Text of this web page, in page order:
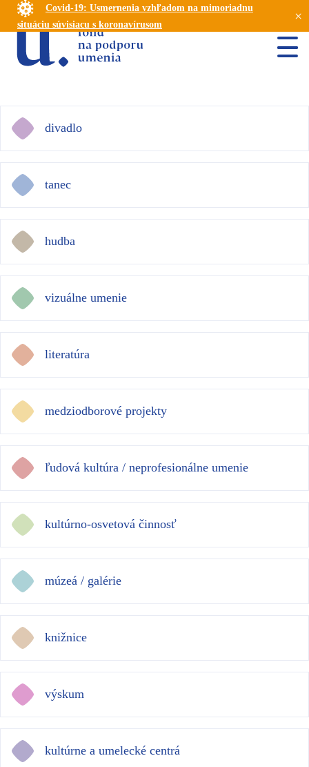
Covid-19: Usmernenia vzhľadom na mimoriadnu
situáciu súvisiacu s koronavírusom
×
divadlo
tanec
hudba
vizuálne umenie
literatúra
medziodborové projekty
ľudová kultúra / neprofesionálne umenie
kultúrno-osvetová činnosť
múzeá / galérie
knižnice
výskum
kultúrne a umelecké centrá